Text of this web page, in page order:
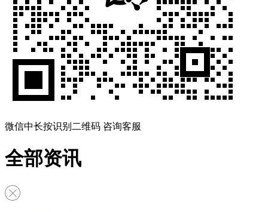
微信中长按识别二维码 咨询客服
全部资讯